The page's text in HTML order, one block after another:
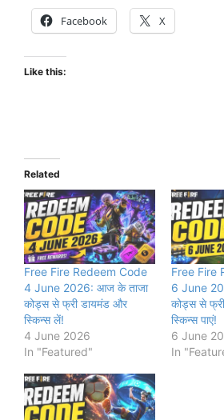
Facebook X
Like this:
Related
Free Fire Redeem Code
4 June 2026: आज के ताजा
कोड्स से फ्री डायमंड और
स्किन्स लें!
4 June 2026
In "Featured"
Free Fire
6 June
कोड्स से
स्किन्स पाएं!
6 June
In